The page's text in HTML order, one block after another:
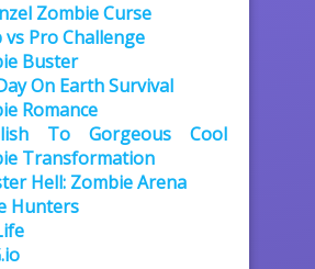
Zombie Curse
vs Pro Challenge
Buster
On Earth Survival
Romance
To Gorgeous Cool
Transformation
Hell: Zombie Arena
Hunters